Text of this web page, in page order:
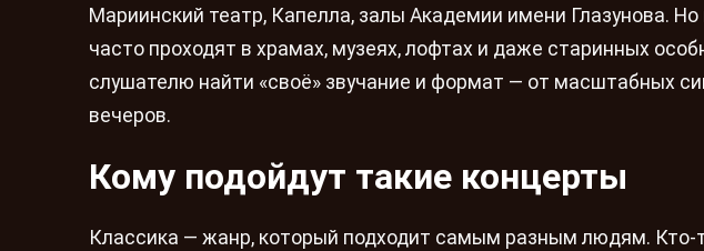
Мариинский театр, Капелла, залы Академии имени Глазунова.
часто проходят в храмах, музеях, лофтах и даже старинных
слушателю найти «своё» звучание и формат — от масштабных
вечеров.
Кому подойдут такие концерты
Классика — жанр, который подходит самым разным людям. Кто-